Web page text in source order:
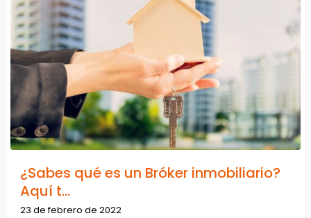
¿Sabes qué es un Bróker inmobiliario?
Aquí t...
23 de febrero de 2022